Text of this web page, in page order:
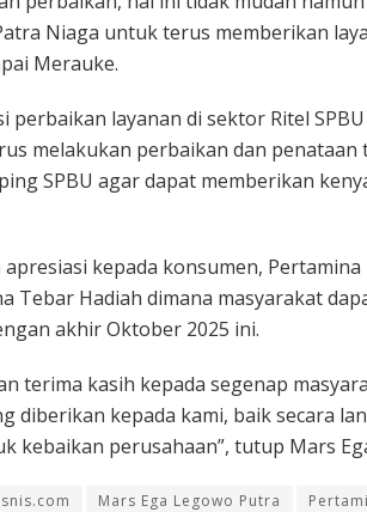
Niaga untuk terus memberikan
Merauke.
perbaikan layanan di sektor Ritel
melakukan perbaikan dan
SPBU agar dapat memberikan
kepada konsumen,
Tebar Hadiah dimana masyarakat
akhir Oktober 2025 ini.
terima kasih kepada segenap
diberikan kepada kami, baik secara
kebaikan perusahaan”, tutup Mars
Mars Ega Legowo Putra